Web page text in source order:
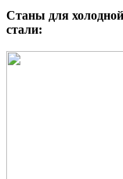
Станы для
стали: